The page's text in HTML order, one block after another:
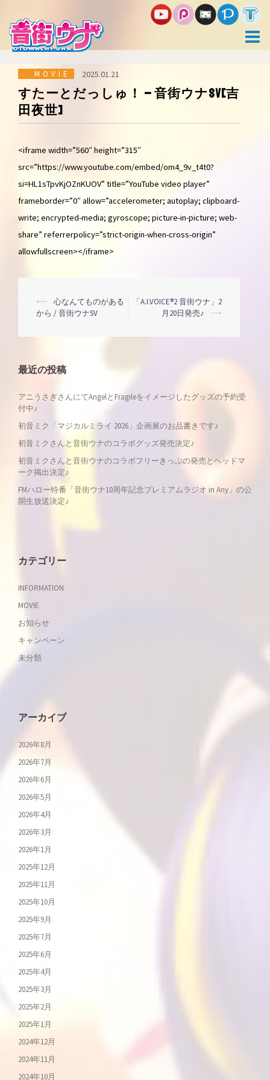
コ
ン
テ
ン
ツ
MOVIE 2025.01.21
すたーとだっしゅ！ – 音街ウナSV[吉
田夜世]
<iframe width=”560″ height=”315″
src=”https://www.youtube.com/embed/om4_9v_t4t0?
si=HL1sTpvKjOZnKUOV” title=”YouTube video player”
frameborder=”0″ allow=”accelerometer; autoplay; clipboard-
write; encrypted-media; gyroscope; picture-in-picture; web-
share” referrerpolicy=”strict-origin-when-cross-origin”
allowfullscreen></iframe>
投
稿
ナ
ビ
ゲ
ー
シ
ョ
ン
⟵
心なんてものがある
から / 音街ウナSV
「A.I.VOICE®2 音街ウナ」2
月20日発売♪
⟶
最近の投稿
アニうさぎさんにてAngelとFragileをイメージしたグッズの予約受
付中♪
初音ミク「マジカルミライ 2026」企画展のお品書きです♪
初音ミクさんと音街ウナのコラボグッズ発売決定♪
初音ミクさんと音街ウナのコラボフリーきっぷの発売とヘッドマ
ーク掲出決定♪
FMハロー特番「音街ウナ10周年記念プレミアムラジオ in Any」の公
開生放送決定♪
カテゴリー
INFORMATION
MOVIE
お知らせ
キャンペーン
未分類
アーカイブ
2026年8月
2026年7月
2026年6月
2026年5月
2026年4月
2026年3月
2026年1月
2025年12月
2025年11月
2025年10月
2025年9月
2025年7月
2025年6月
2025年4月
2025年3月
2025年2月
2025年1月
2024年12月
2024年11月
2024年10月